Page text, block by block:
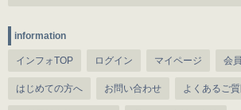
information
インフォTOP ログイン マイページ 会
はじめての方へ お問い合わせ よくあるご